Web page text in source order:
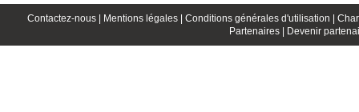
Contactez-nous | Mentions légales | Conditions générales d'utilisation |
Partenaires | Devenir